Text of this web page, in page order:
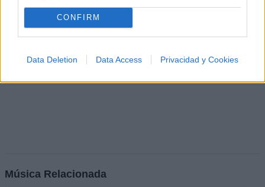
CONFIRM
Data Deletion Data Access Privacidad y Cookies
Música Relacionada